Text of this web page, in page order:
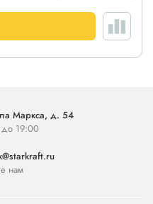
Маркса, д. 54
до 19:00
нам